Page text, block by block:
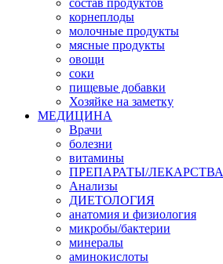
состав продуктов
корнеплоды
молочные продукты
мясные продукты
овощи
соки
пищевые добавки
Хозяйке на заметку
МЕДИЦИНА
Врачи
болезни
витамины
ПРЕПАРАТЫ/ЛЕКАРСТВА
Анализы
ДИЕТОЛОГИЯ
анатомия и физиология
микробы/бактерии
минералы
аминокислоты